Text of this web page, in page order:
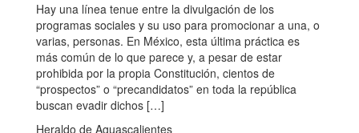
Hay una línea tenue entre la divulgación de los
programas sociales y su uso para promocionar a una, o
varias, personas. En México, esta última práctica es
más común de lo que parece y, a pesar de estar
prohibida por la propia Constitución, cientos de
“prospectos” o “precandidatos” en toda la república
buscan evadir dichos […]
Heraldo de Aguascalientes